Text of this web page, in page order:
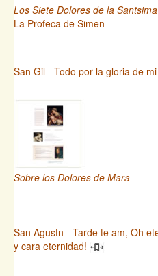
Los Siete Dolores de la
La Profeca de Simen
San Gil - Todo por la gloria de
Sobre los Dolores de Mara
San Agustn - Tarde te am, Oh
y cara eternidad!